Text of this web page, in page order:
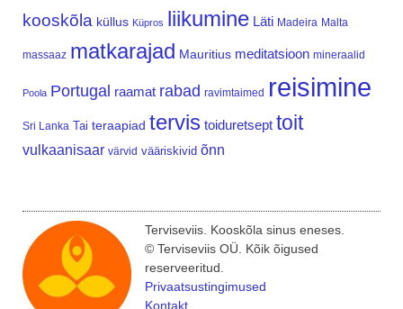
kooskõla küllus Küpros liikumine Läti Madeira Malta
massaaz matkarajad Mauritius meditatsioon mineraalid
Poola Portugal raamat rabad ravimtaimed reisimine
Sri Lanka Tai teraapiad tervis toiduretsept toit
vulkaanisaar värvid vääriskivid õnn
Terviseviis. Kooskõla sinus eneses.
© Terviseviis OÜ. Kõik õigused
reserveeritud.
Privaatsustingimused
Kontakt